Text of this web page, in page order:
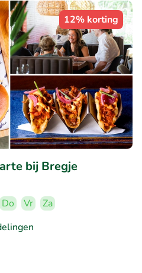
12% korting
bij Bregje
Do Vr
Za